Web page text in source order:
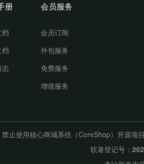
册
档
志
会员服务
会员订阅
外包服务
免费服务
增值服务
禁止使用核心商城系统（CoreShop）开源项
软著登记号：